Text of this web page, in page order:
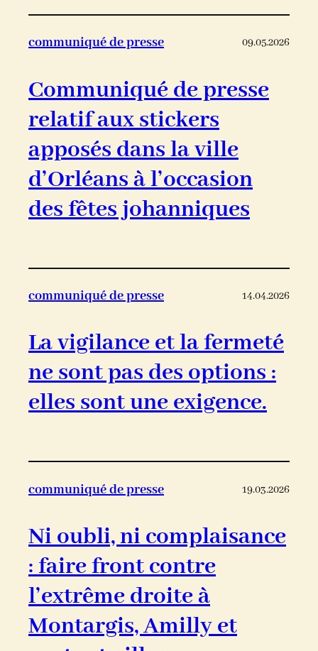
communiqué de presse 09.05.2026
Communiqué de presse
relatif aux stickers
apposés dans la ville
d’Orléans à l’occasion
des fêtes johanniques
communiqué de presse 14.04.2026
La vigilance et la fermeté
ne sont pas des options :
elles sont une exigence.
communiqué de presse 19.03.2026
Ni oubli, ni complaisance
: faire front contre
l’extrême droite à
Montargis, Amilly et